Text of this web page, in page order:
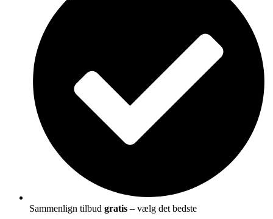
Sammenlign tilbud gratis – vælg det bedste